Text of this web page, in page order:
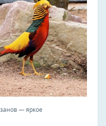
— яркое